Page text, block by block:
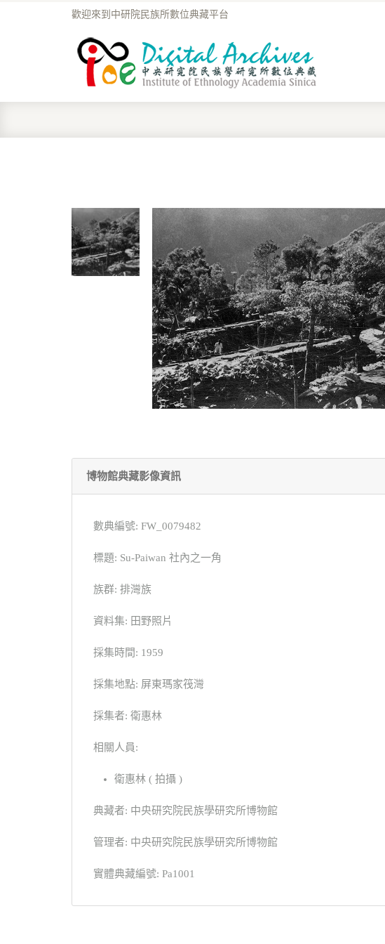
歡迎來到中研院民族所數位典藏平台
博物館典藏影像資訊
數典編號: FW_0079482
標題: Su-Paiwan 社內之一角
族群: 排灣族
資料集: 田野照片
採集時間: 1959
採集地點: 屏東瑪家筏灣
採集者: 衛惠林
相關人員:
衛惠林 ( 拍攝 )
典藏者: 中央研究院民族學研究所博物館
管理者: 中央研究院民族學研究所博物館
實體典藏編號: Pa1001